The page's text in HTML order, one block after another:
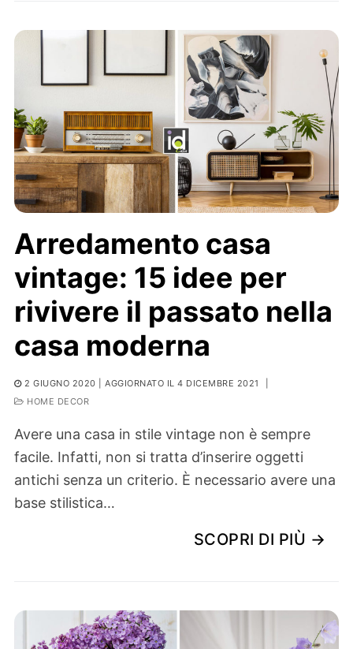
Arredamento casa
vintage: 15 idee per
rivivere il passato nella
casa moderna
2 GIUGNO 2020 | AGGIORNATO IL 4 DICEMBRE 2021
HOME DECOR
Avere una casa in stile vintage non è sempre
facile. Infatti, non si tratta d’inserire oggetti
antichi senza un criterio. È necessario avere una
base stilistica…
SCOPRI DI PIÙ →